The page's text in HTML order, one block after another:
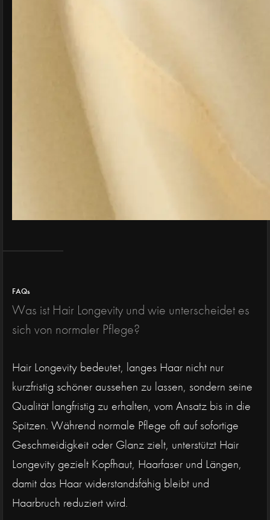
FAQs
Was ist Hair Longevity und wie unterscheidet es
sich von normaler Pflege?
Hair Longevity bedeutet, langes Haar nicht nur
kurzfristig schöner aussehen zu lassen, sondern seine
Qualität langfristig zu erhalten, vom Ansatz bis in die
Spitzen. Während normale Pflege oft auf sofortige
Geschmeidigkeit oder Glanz zielt, unterstützt Hair
Longevity gezielt Kopfhaut, Haarfaser und Längen,
damit das Haar widerstandsfähig bleibt und
Haarbruch reduziert wird.